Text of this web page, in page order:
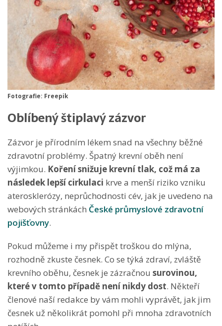
Fotografie: Freepik
Oblíbený štiplavý zázvor
Zázvor je přírodním lékem snad na všechny běžné
zdravotní problémy. Špatný krevní oběh není
výjimkou. Koření snižuje krevní tlak, což má za
následek lepší cirkulaci krve a menší riziko vzniku
aterosklerózy, neprůchodnosti cév, jak je uvedeno na
webových stránkách České průmyslové zdravotní
pojišťovny.
Pokud můžeme i my přispět troškou do mlýna,
rozhodně zkuste česnek. Co se týká zdraví, zvláště
krevního oběhu, česnek je zázračnou surovinou,
které v tomto případě není nikdy dost. Někteří
členové naší redakce by vám mohli vyprávět, jak jim
česnek už několikrát pomohl při mnoha zdravotních